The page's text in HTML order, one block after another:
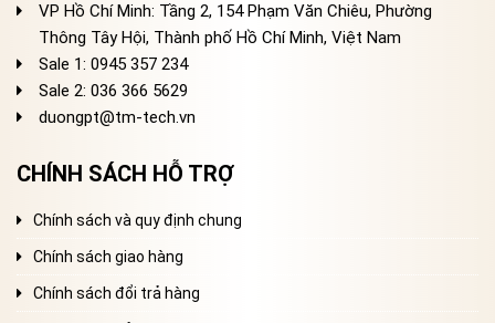
VP Hồ Chí Minh: Tầng 2, 154 Phạm Văn Chiêu, Phường
Thông Tây Hội, Thành phố Hồ Chí Minh, Việt Nam
Sale 1: 0945 357 234
Sale 2: 036 366 5629
duongpt@tm-tech.vn
CHÍNH SÁCH HỖ TRỢ
Chính sách và quy định chung
Chính sách giao hàng
Chính sách đổi trả hàng